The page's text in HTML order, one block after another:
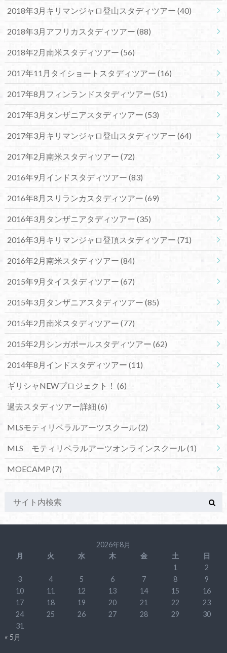
2018年3月キリマンジャロ登山スタディツアー (40)
2018年3月アフリカスタディツアー (88)
2018年2月南米スタディツアー (56)
2017年11月タイショートスタディツアー (16)
2017年8月フィンランドスタディツアー (51)
2017年3月タンザニアスタディツアー (53)
2017年3月キリマンジャロ登山スタディツアー (64)
2017年2月南米スタディツアー (72)
2016年9月インドスタディツアー (83)
2016年8月スリランカスタディツアー (69)
2016年3月タンザニアタディツアー (35)
2016年3月キリマンジャロ登頂スタディツアー (71)
2016年2月南米スタディツアー (84)
2015年9月タイスタディツアー (67)
2015年3月タンザニアスタディツアー (85)
2015年2月南米スタディツアー (77)
2015年2月シンガポールスタディツアー (62)
2014年8月インドスタディツアー (11)
ギリシャNEWプロジェクト！ (6)
過去スタディツアー詳細 (6)
MLSモティリベラルアーツスクール(2)
MLS モティリベラルアーツオンラインスクール(1)
MOECAMP (7)
2026年8月
月
火 水 木 金 土
日
1
2
3
4 5 6 7 8
9
10
11 12 13 14 15
16
17
18 19 20 21 22
23
24
25 26 27 28 29
30
31
« 5月